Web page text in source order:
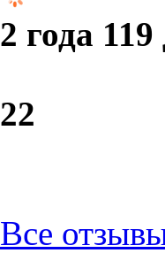
2 года 119
22
Все